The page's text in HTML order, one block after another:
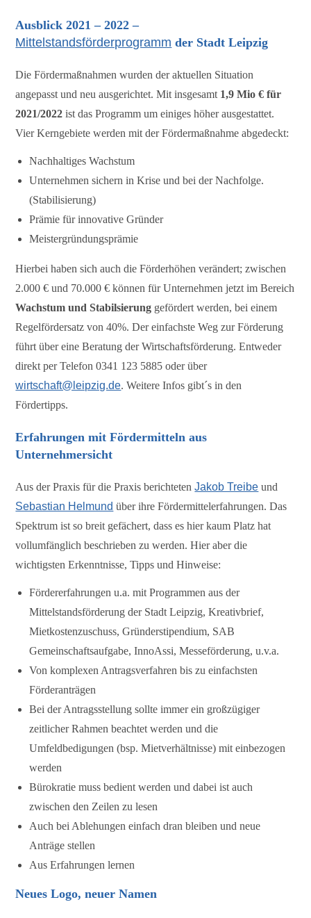
Ausblick 2021 – 2022 –
Mittelstandsförderprogramm der Stadt Leipzig
Die Fördermaßnahmen wurden der aktuellen Situation
angepasst und neu ausgerichtet. Mit insgesamt 1,9 Mio € für
2021/2022 ist das Programm um einiges höher ausgestattet.
Vier Kerngebiete werden mit der Fördermaßnahme abgedeckt:
Nachhaltiges Wachstum
Unternehmen sichern in Krise und bei der Nachfolge.
(Stabilisierung)
Prämie für innovative Gründer
Meistergründungsprämie
Hierbei haben sich auch die Förderhöhen verändert; zwischen
2.000 € und 70.000 € können für Unternehmen jetzt im Bereich
Wachstum und Stabilsierung gefördert werden, bei einem
Regelfördersatz von 40%. Der einfachste Weg zur Förderung
führt über eine Beratung der Wirtschaftsförderung. Entweder
direkt per Telefon 0341 123 5885 oder über
wirtschaft@leipzig.de. Weitere Infos gibt´s in den
Fördertipps.
Erfahrungen mit Fördermitteln aus
Unternehmersicht
Aus der Praxis für die Praxis berichtetenJakob Treibe und
Sebastian Helmund über ihre Fördermittelerfahrungen. Das
Spektrum ist so breit gefächert, dass es hier kaum Platz hat
vollumfänglich beschrieben zu werden. Hier aber die
wichtigsten Erkenntnisse, Tipps und Hinweise:
Fördererfahrungen u.a. mit Programmen aus der
Mittelstandsförderung der Stadt Leipzig, Kreativbrief,
Mietkostenzuschuss, Gründerstipendium, SAB
Gemeinschaftsaufgabe, InnoAssi, Messeförderung, u.v.a.
Von komplexen Antragsverfahren bis zu einfachsten
Förderanträgen
Bei der Antragsstellung sollte immer ein großzügiger
zeitlicher Rahmen beachtet werden und die
Umfeldbedigungen (bsp. Mietverhältnisse) mit einbezogen
werden
Bürokratie muss bedient werden und dabei ist auch
zwischen den Zeilen zu lesen
Auch bei Ablehungen einfach dran bleiben und neue
Anträge stellen
Aus Erfahrungen lernen
Neues Logo, neuer Namen